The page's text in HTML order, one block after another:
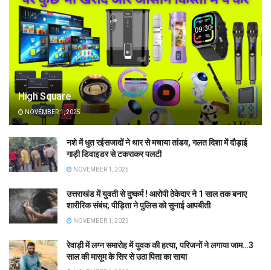
High Square
NOVEMBER 1, 2025
नशे में धुत रईसजादों ने थार से मचाया तांडव, गलत दिशा में दौड़ाई
गाड़ी डिवाइडर से टकराकर पलटी
NOVEMBER 1, 2025
उत्तराखंड में युवती से दुष्कर्म ! आरोपी ठेकेदार ने 1 साल तक बनाए
शारीरिक संबंध; पीड़िता ने पुलिस को सुनाई आपबीती
NOVEMBER 1, 2025
रेवाड़ी में लग्न समारोह में युवक की हत्या, परिजनों ने लगाया जाम…3
साल की मासूम के सिर से उठा पिता का साया